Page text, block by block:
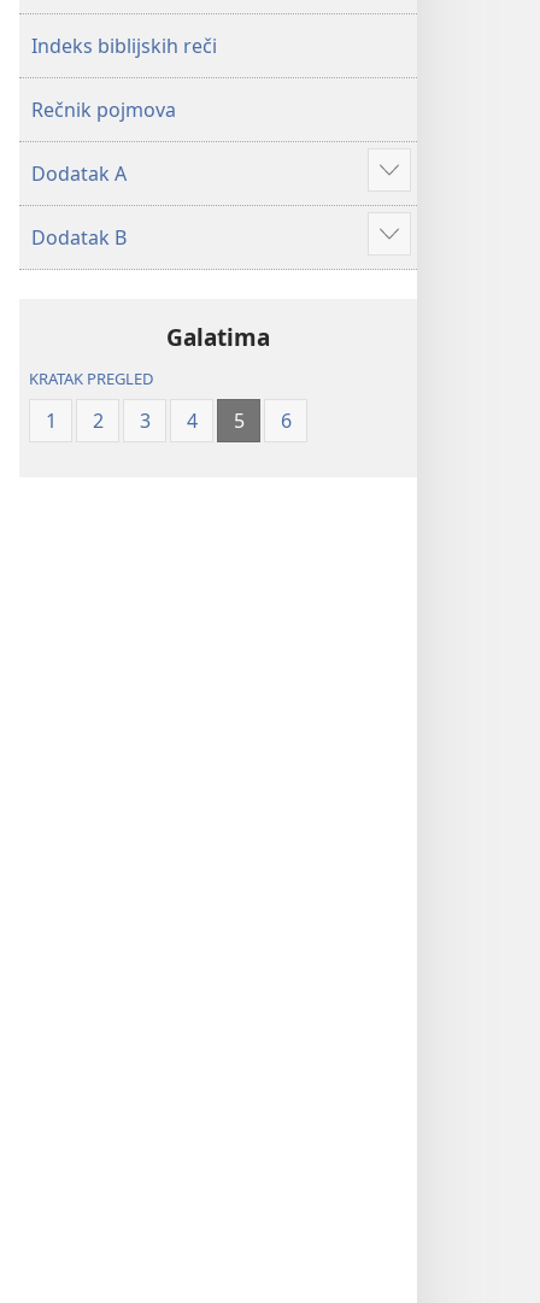
2019)2019)
Indeks biblijskih reči
Rečnik pojmova
Dodatak A Više
Dodatak B Više
Galatima
KRATAK PREGLED
1 2 3 4 5 6